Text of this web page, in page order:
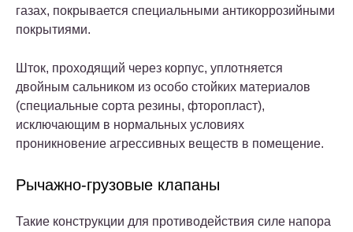
газах, покрывается специальными антикоррозийными
покрытиями.
Шток, проходящий через корпус, уплотняется
двойным сальником из особо стойких материалов
(специальные сорта резины, фторопласт),
исключающим в нормальных условиях
проникновение агрессивных веществ в помещение.
Рычажно-грузовые клапаны
Такие конструкции для противодействия силе напора